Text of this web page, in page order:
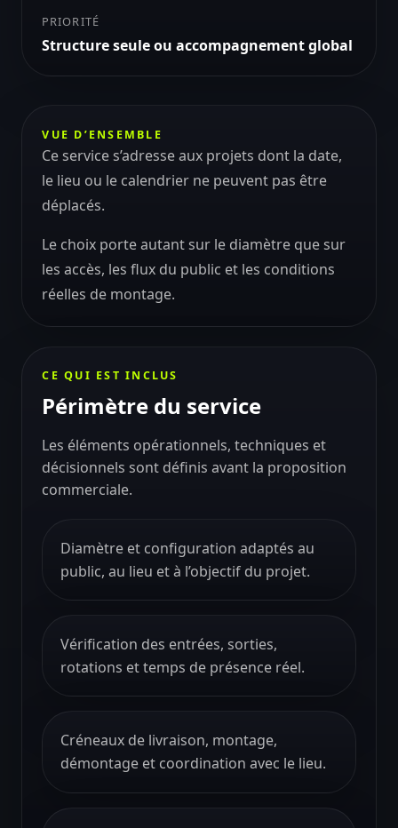
PRIORITÉ
Structure seule ou accompagnement global
VUE D’ENSEMBLE
Ce service s’adresse aux projets dont la date,
le lieu ou le calendrier ne peuvent pas être
déplacés.
Le choix porte autant sur le diamètre que sur
les accès, les flux du public et les conditions
réelles de montage.
CE QUI EST INCLUS
Périmètre du service
Les éléments opérationnels, techniques et
décisionnels sont définis avant la proposition
commerciale.
Diamètre et configuration adaptés au
public, au lieu et à l’objectif du projet.
Vérification des entrées, sorties,
rotations et temps de présence réel.
Créneaux de livraison, montage,
démontage et coordination avec le lieu.